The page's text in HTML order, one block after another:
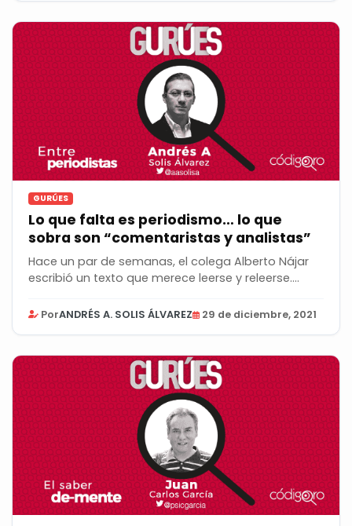
GURÚES
Lo que falta es periodismo… lo que
sobra son “comentaristas y analistas”
Hace un par de semanas, el colega Alberto Nájar
escribió un texto que merece leerse y releerse....
PorANDRÉS A. SOLIS ÁLVAREZ 29 de diciembre, 2021